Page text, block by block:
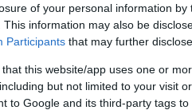
of your personal information by
This information may also be
Participants that may further
that this website/app uses one or
but not limited to your visit
to Google and its third-party tags